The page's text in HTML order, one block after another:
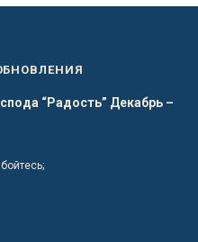
“Радость” Декабрь –